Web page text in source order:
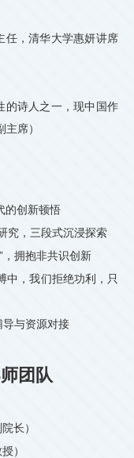
任，清华大学惠妍讲席
的诗人之一，现中国作
席）
创新顿悟
究，三段式沉浸探索
，拥抱非共识创新
中，我们拒绝功利，只
导与资源对接
团队
长）
）